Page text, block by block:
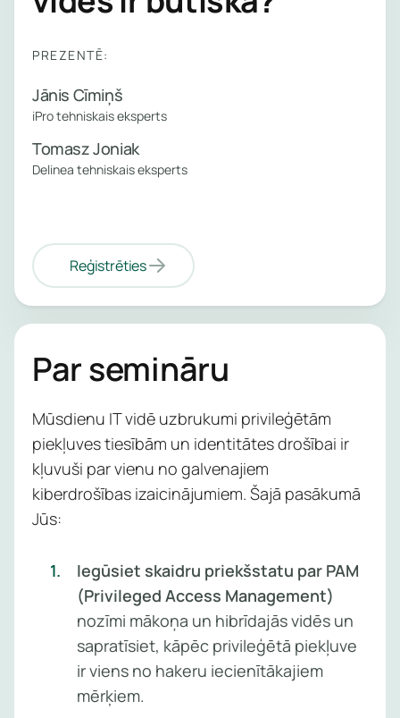
rezerves
PREZENTĒ:
Jānis Cīmiņš
iPro tehniskais eksperts
Tomasz Joniak
Delinea tehniskais eksperts
Reģistrēties
Par semināru
Mūsdienu IT vidē uzbrukumi privileģētām
piekļuves tiesībām un identitātes drošībai ir
kļuvuši par vienu no galvenajiem
kiberdrošības izaicinājumiem. Šajā pasākumā
Jūs:
Iegūsiet skaidru priekšstatu par PAM
(Privileged Access Management)
nozīmi mākoņa un hibrīdajās vidēs un
sapratīsiet, kāpēc privileģētā piekļuve
ir viens no hakeru iecienītākajiem
mērķiem.